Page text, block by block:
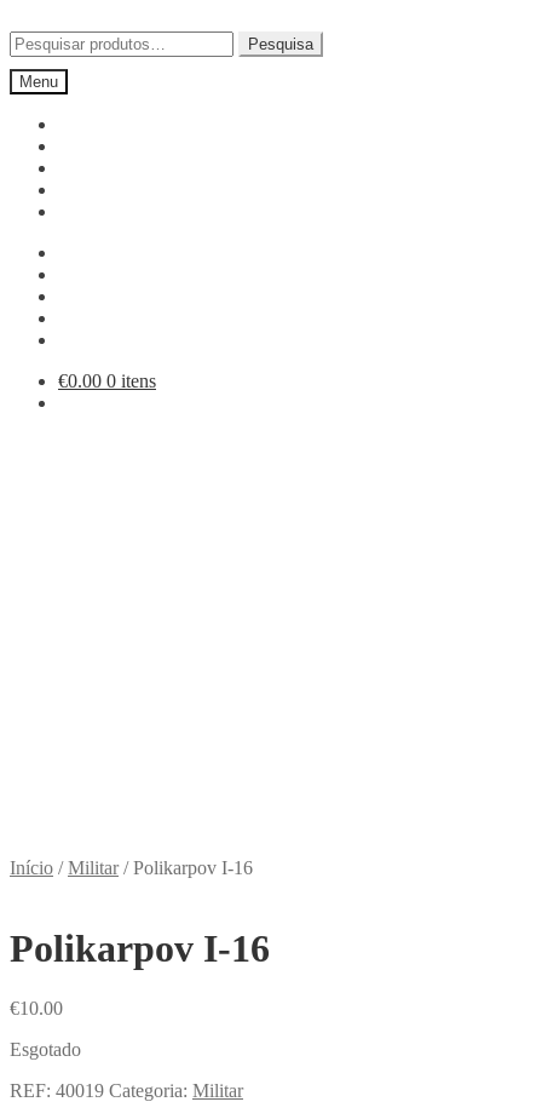
para
a
navegação
para
o
conteúdo
Pesquisar
por:
Pesquisa
Menu
€0.00 0 itens
Início /Militar/Polikarpov I-16
Polikarpov I-16
€10.00
Esgotado
REF: 40019 Categoria: Militar